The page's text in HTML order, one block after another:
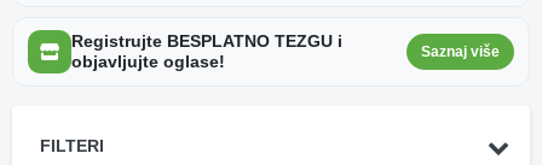
Registrujte BESPLATNO TEZGU i
objavljujte oglase!
Saznaj više
FILTERI